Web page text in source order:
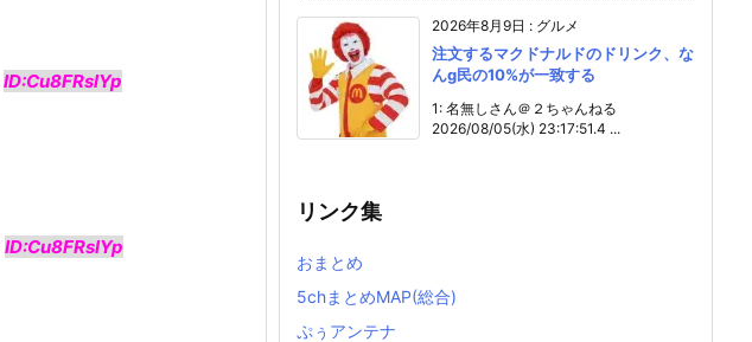
ID:Cu8FRslYp
ID:Cu8FRslYp
2026年8月9日 : グルメ
注文するマクドナルドのドリンク、な
んg民の10%が一致する
1: 名無しさん＠２ちゃんねる
2026/08/05(水) 23:17:51.4 ...
リンク集
おまとめ
5chまとめMAP(総合)
ぷぅアンテナ